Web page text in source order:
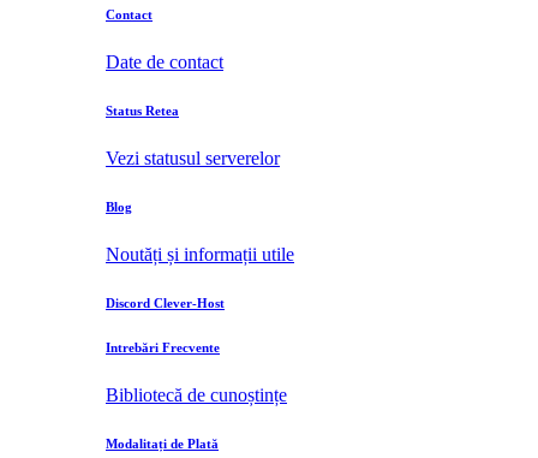
Contact
Date de contact
Status Retea
Vezi statusul serverelor
Blog
Noutăți și informații utile
Discord Clever-Host
Intrebări Frecvente
Bibliotecă de cunoștințe
Modalitați de Plată